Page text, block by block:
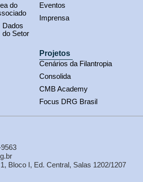
do
Dados
do Setor
Eventos
Imprensa
Projetos
Cenários da Filantropia
Consolida
CMB Academy
Focus DRG Brasil
Bloco I, Ed. Central, Salas 1202/1207